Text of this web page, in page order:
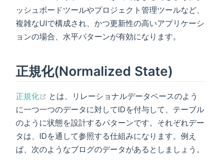
ッシュボードツールやプロジェクト管理ツールなど、
複雑なUIで構成され、かつ更新性の高いアプリケーシ
ョンの場合、水平パターンが有効になります。
正規化(Normalized State)
正規化 (opens new window)
とは、リレーショナルデータベースのよう
に一つ一つのデータに対してIDを付与して、テーブル
のように状態を設計するパターンです。それぞれデー
タは、IDを通して参照する仕組みになります。例え
ば、次のようなブログのデータがあるとしましょう。